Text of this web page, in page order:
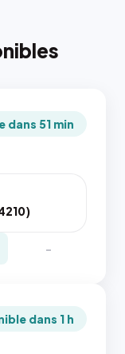
dans 51 min
-
dans 1 h